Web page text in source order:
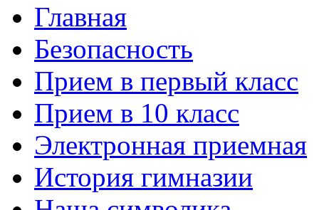
Главная
Безопасность
Прием в первый класс
Прием в 10 класс
Электронная приемная
История гимназии